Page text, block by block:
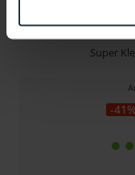
Super
-